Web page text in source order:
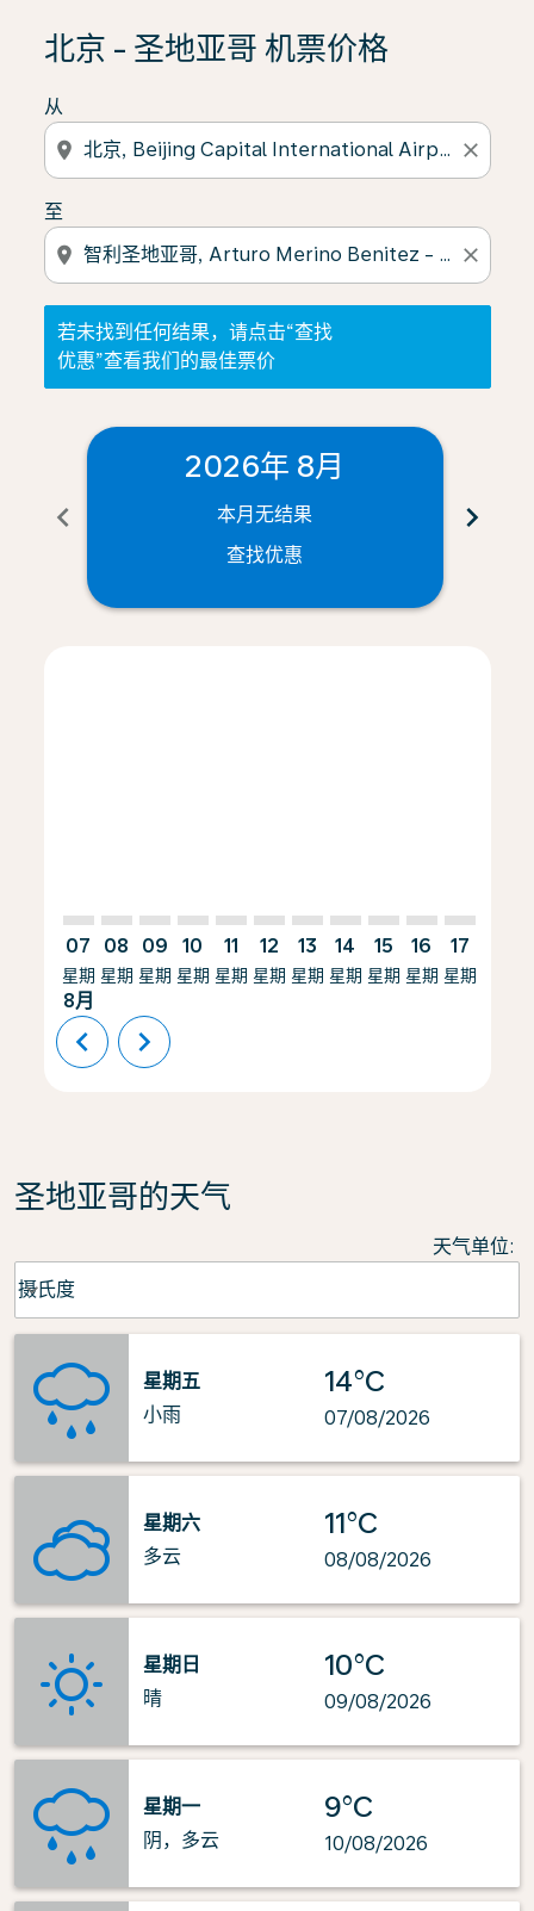
北京 - 圣地亚哥 机票价格
从
location_on close
至
location_on close
若未找到任何结果，请点击“查找
优惠”查看我们的最佳票价
若未找到任何结果，请点击“查找优惠”查看我们的最佳票价
chevron_left
2026年 8月
本月无结果
查找优惠
chevron_right
07
星期
8月
08
星期
09
星期
10
星期
11
星期
12
星期
13
星期
14
星期
15
星期
16
星期
17
星期
chevron_left chevron_right
圣地亚哥的天气
天气单位:
Weather unit option 摄氏度 Selected
摄氏度
keyboard_arrow_down
星期五
小雨
14°C
07/08/2026
星期六
多云
11°C
08/08/2026
星期日
晴
10°C
09/08/2026
星期一
阴，多云
9°C
10/08/2026